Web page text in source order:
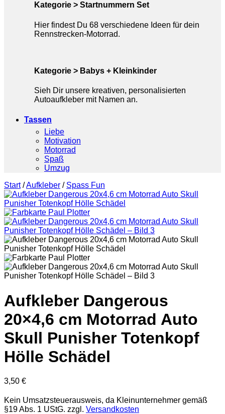
Kategorie > Startnummern Set
Hier findest Du 68 verschiedene Ideen für dein
Rennstrecken-Motorrad.
Kategorie > Babys + Kleinkinder
Sieh Dir unsere kreativen, personalisierten
Autoaufkleber mit Namen an.
Tassen
Liebe
Motivation
Motorrad
Spaß
Umzug
Start /Aufkleber / Spass Fun
Aufkleber Dangerous
20×4,6 cm Motorrad Auto
Skull Punisher Totenkopf
Hölle Schädel
3,50 €
Kein Umsatzsteuerausweis, da Kleinunternehmer gemäß
§19 Abs. 1 UStG. zzgl. Versandkosten